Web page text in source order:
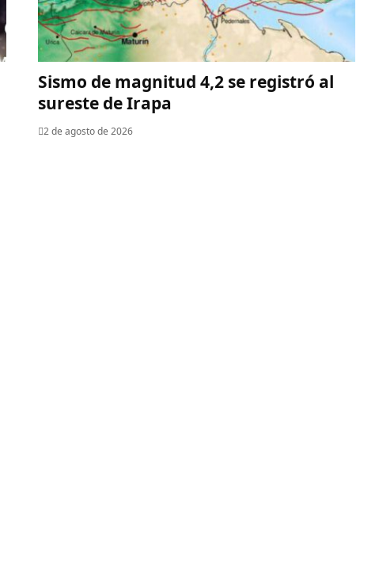
Sismo de magnitud 4,2 se registró al
sureste de Irapa
2 de agosto de 2026